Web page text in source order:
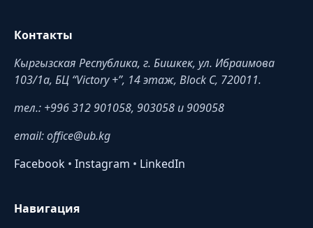
Контакты
Кыргызская Республика, г. Бишкек, ул. Ибраимова
103/1a, БЦ “Victory +”, 14 этаж, Block C, 720011.
тел.: +996 312 901058, 903058 и 909058
email: office@ub.kg
Facebook • Instagram • LinkedIn
Навигация